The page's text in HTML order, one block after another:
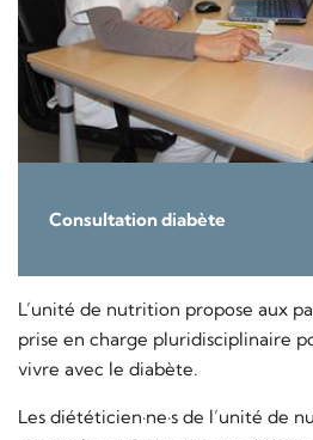
Consultation diabète
L’unité de nutrition propose aux
prise en charge pluridisciplinaire
vivre avec le diabète.
Les diététicien·ne·s de l’unité de